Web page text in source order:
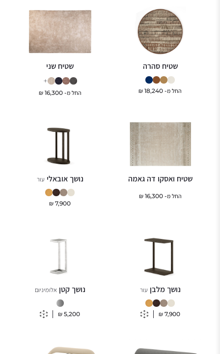
שטיח סהרה
החל מ- 18,240
₪
שטיח שני
החל מ-16,300
₪
+
שטיח ואסקו דה גאמה
החל מ-16,300
₪
נושך אובאלי עור
7,900
₪
נושך מלבן עור
7,900
₪
נושך קטןאלומיניום
5,200
₪